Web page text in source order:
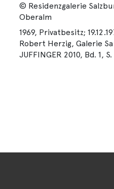
© Residenzgalerie
Oberalm
1969, Privatbesitz;
Robert Herzig, Galerie
JUFFINGER 2010, Bd. 1,